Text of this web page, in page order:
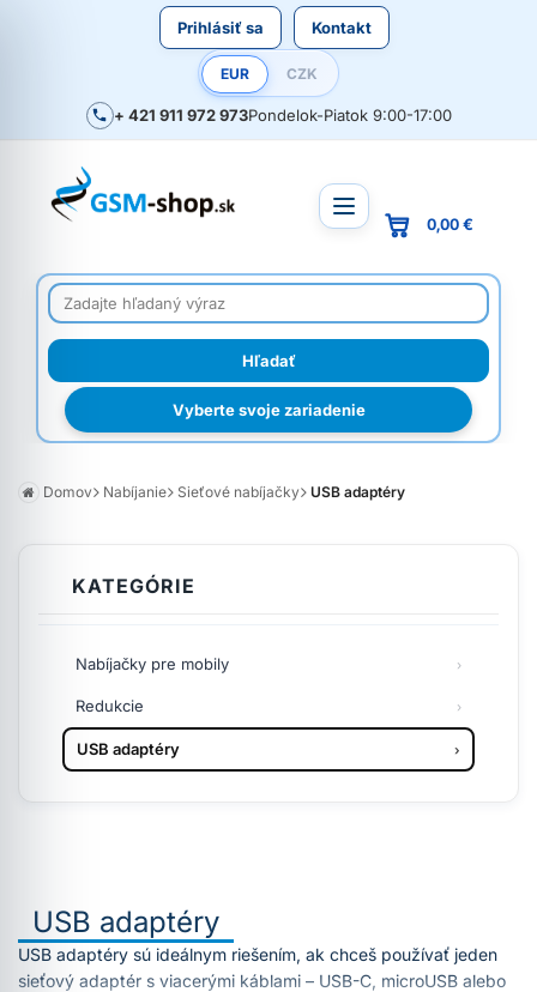
Prihlásiť sa Kontakt
EUR CZK
+ 421 911 972 973Pondelok-Piatok 9:00-17:00
Vyberte svoje zariadenie
0,00 €
Domov Nabíjanie Sieťové nabíjačky USB adaptéry
KATEGÓRIE
Nabíjačky pre mobily
Redukcie
USB adaptéry
USB adaptéry
USB adaptéry sú ideálnym riešením, ak chceš používať jeden
sieťový adaptér s viacerými káblami – USB-C, microUSB alebo